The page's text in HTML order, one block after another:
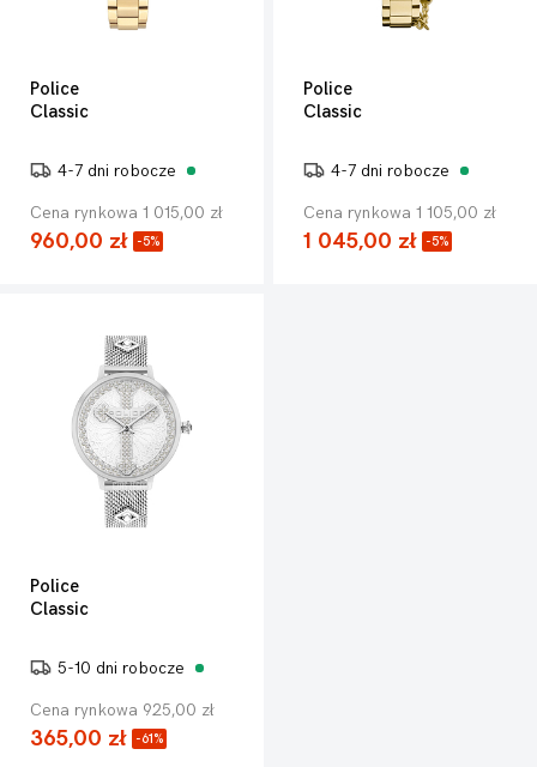
Police
Classic
4-7 dni robocze
Cena rynkowa 1 015,00 zł
960,00 zł -5%
Police
Classic
4-7 dni robocze
Cena rynkowa 1 105,00 zł
1 045,00 zł -5%
Police
Classic
5-10 dni robocze
Cena rynkowa 925,00 zł
365,00 zł -61%